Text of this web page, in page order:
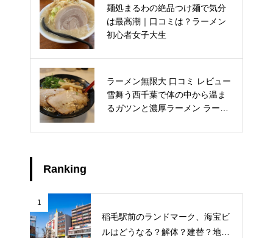
麺処まるわの絶品つけ麺で気分
は最高潮｜口コミは？ラーメン
初心者女子大生
ラーメン無限大 口コミ レビュー
雪舞う西千葉で体の中から温ま
るガツンと濃厚ラーメン ラーメ
【体験レビュー】SBCびーとる
ランド君津に行ってみた！！実
際の体験レビューと口コミ評価
稲毛浅間神社 安産祈願 申込方法
人気の理由の3つのポイントを紹
介
Ranking
1
稲毛駅前のランドマーク、海宝ビ
ルはどうなる？解体？建替？地元